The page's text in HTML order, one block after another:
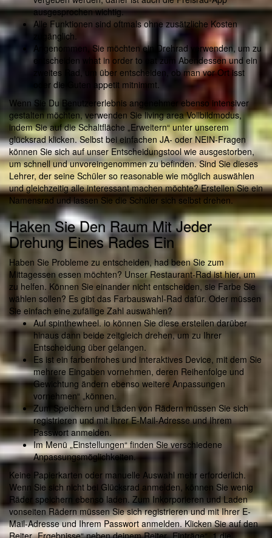
ausgesprochen wichtig.
Alle Funktionen sind oftmals ohne zusätzliche Kosten
zugänglich.
Angenommen, Sie möchten ein Drehrad verwenden, um zu
entscheiden what in order to eat zum Abendessen und ein
zweites Rad, um über entscheiden, ob man vor Ort isst
oder die Guten appetit mitnimmt.
Wenn Sie Du Benutzererlebnis angenehmer ebenso intensiver
gestalten möchten, verwenden Sie living area Vollbildmodus,
indem Sie auf die Schaltfläche „Erweitern“ unter unserem
glücksrad klicken. Selbst bei einfachen JA- oder NEIN-Fragen
können Sie sich auf unser Entscheidungstool wie ausgestorben,
um schnell und unvoreingenommen zu befinden. Sind Sie dieses
Lehrer, der seine Schüler so reasonable wie möglich auswählen
und gleichzeitig alle interessant machen möchte? Erstellen Sie ein
Namensrad und lassen Sie die Schüler sich selbst drehen.
Haken Sie Den Raum Mit Jeder
Drehung Eines Rades Ein
Haben Sie Probleme zu entscheiden, had been Sie zum
Mittagessen essen möchten? Unser Restaurant-Rad ist hier, um
zu helfen. Können Sie einander nicht entscheiden, sie Farbe Sie
wählen sollen? Es gibt das Farbauswahl-Rad dafür. Oder müssen
Sie einfach eine zufällige Zahl auswählen?
Auf spinthewheel. io können Sie diese erstellen darüber
hinaus dann beide zeitgleich drehen, um zu Ihrer
Entscheidung über gelangen.
Es ist ein farbenfrohes und interaktives Device, mit dem Sie
mehrere Eingaben vornehmen, deren Reihenfolge und
Gewichtung ändern ebenso weitere Anpassungen
vornehmen“ „können.
Zum Speichern und Laden von Rädern müssen Sie sich
registrieren und mit Ihrer E-Mail-Adresse und Ihrem
Passwort anmelden.
Im Menü „Einstellungen“ finden Sie verschiedene
Anpassungsmöglichkeiten.
Keine Papierkarten oder manuelle Auswahl mehr erforderlich.
Wenn Sie sich nicht bei Glücksrad anmelden, können Sie wenig
Räder speichern ebenso laden. Zum Inkorporieren und Laden
vonseiten Rädern müssen Sie sich registrieren und mit Ihrer E-
Mail-Adresse und Ihrem Passwort anmelden. Klicken Sie auf den
Reiter „Ergebnisse“ neben deinem Reiter „Einträge“, 1 die